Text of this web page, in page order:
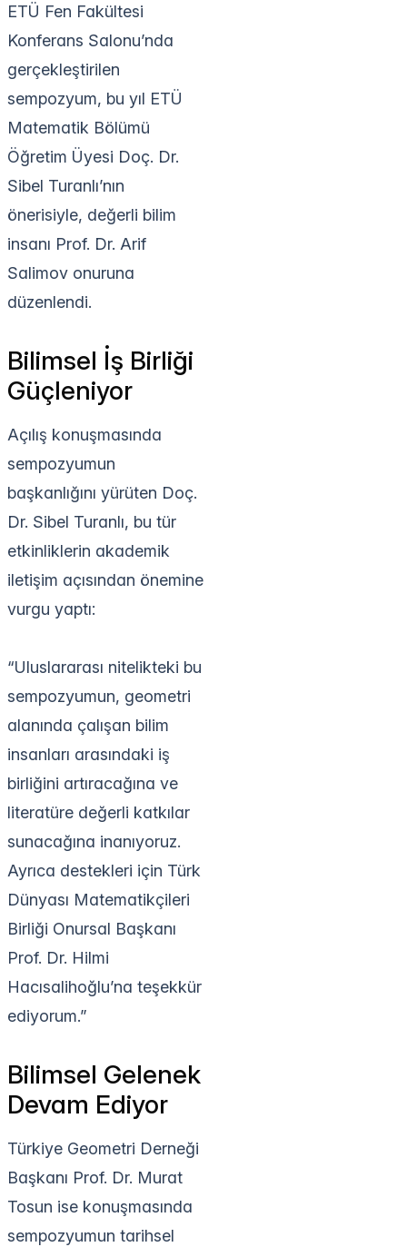
ETÜ Fen Fakültesi
Konferans Salonu’nda
gerçekleştirilen
sempozyum, bu yıl ETÜ
Matematik Bölümü
Öğretim Üyesi Doç. Dr.
Sibel Turanlı’nın
önerisiyle, değerli bilim
insanı Prof. Dr. Arif
Salimov onuruna
düzenlendi.
Bilimsel İş Birliği
Güçleniyor
Açılış konuşmasında
sempozyumun
başkanlığını yürüten Doç.
Dr. Sibel Turanlı, bu tür
etkinliklerin akademik
iletişim açısından önemine
vurgu yaptı:
“Uluslararası nitelikteki bu
sempozyumun, geometri
alanında çalışan bilim
insanları arasındaki iş
birliğini artıracağına ve
literatüre değerli katkılar
sunacağına inanıyoruz.
Ayrıca destekleri için Türk
Dünyası Matematikçileri
Birliği Onursal Başkanı
Prof. Dr. Hilmi
Hacısalihoğlu’na teşekkür
ediyorum.”
Bilimsel Gelenek
Devam Ediyor
Türkiye Geometri Derneği
Başkanı Prof. Dr. Murat
Tosun ise konuşmasında
sempozyumun tarihsel